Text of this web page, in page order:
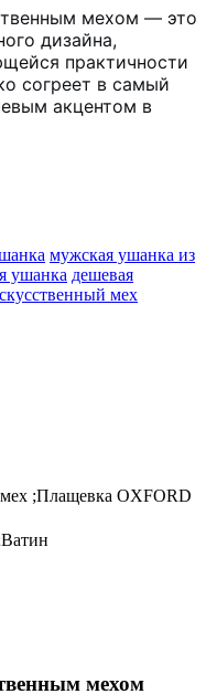
мехом — это
дизайна,
практичности
согреет в самый
акцентом в
мужская ушанка из
ушанка дешевая
мех
;Плащевка OXFORD
мехом